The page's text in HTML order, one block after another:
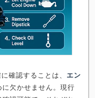
確認することは、 エン
欠かせません。現行